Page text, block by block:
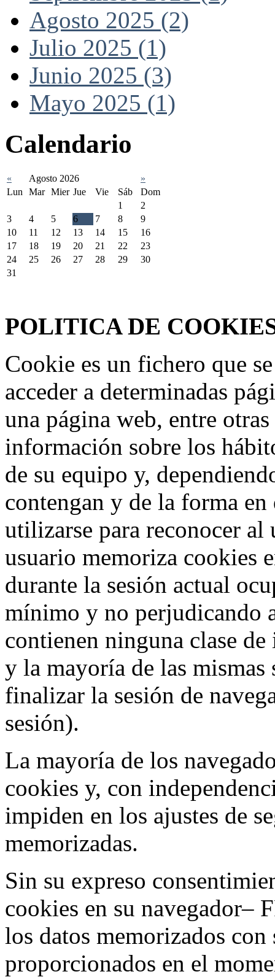
Agosto 2025 (2)
Julio 2025 (1)
Junio 2025 (3)
Mayo 2025 (1)
Calendario
« Agosto 2026
»
Lun
Mar Mier Jue Vie Sáb
Dom
1
2
3
4 5 6 7 8
9
10
11 12 13 14 15
16
17
18 19 20 21 22
23
24
25 26 27 28 29
30
31
POLITICA DE
Cookie es un fichero que
acceder a determinadas
una página web, entre
información sobre los
de su equipo y,
contengan y de la forma
utilizarse para reconocer
usuario memoriza cookies
durante la sesión actual
mínimo y no perjudicando
contienen ninguna clase
y la mayoría de las
finalizar la sesión de
sesión).
La mayoría de los
cookies y, con
impiden en los ajustes de
memorizadas.
Sin su expreso
cookies en su navegador–
los datos memorizados con
proporcionados en el